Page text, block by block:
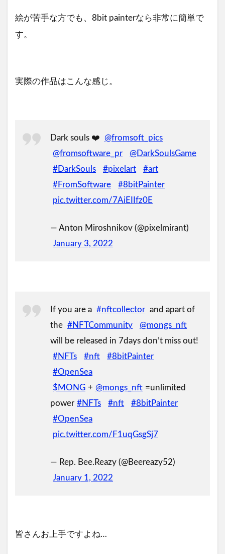
絵が苦手な方でも、8bit painterなら非常に簡単で
す。
実際の作品はこんな感じ。
Dark souls ❤️
@fromsoft_pics
@fromsoftware_pr
@DarkSoulsGame
#DarkSouls
#pixelart
#art
#FromSoftware
#8bitPainter
pic.twitter.com/7AiEIIfz0E
— Anton Miroshnikov (@pixelmirant)
January 3, 2022
If you are a #nftcollector and apart of
the #NFTCommunity
@mongs_nft
will be released in 7days don’t miss out!
#NFTs
#nft
#8bitPainter
#OpenSea
$MONG + @mongs_nft =unlimited
power #NFTs #nft
#8bitPainter
#OpenSea
pic.twitter.com/F1uqGsgSj7
— Rep. Bee.Reazy (@Beereazy52)
January 1, 2022
皆さんお上手ですよね…